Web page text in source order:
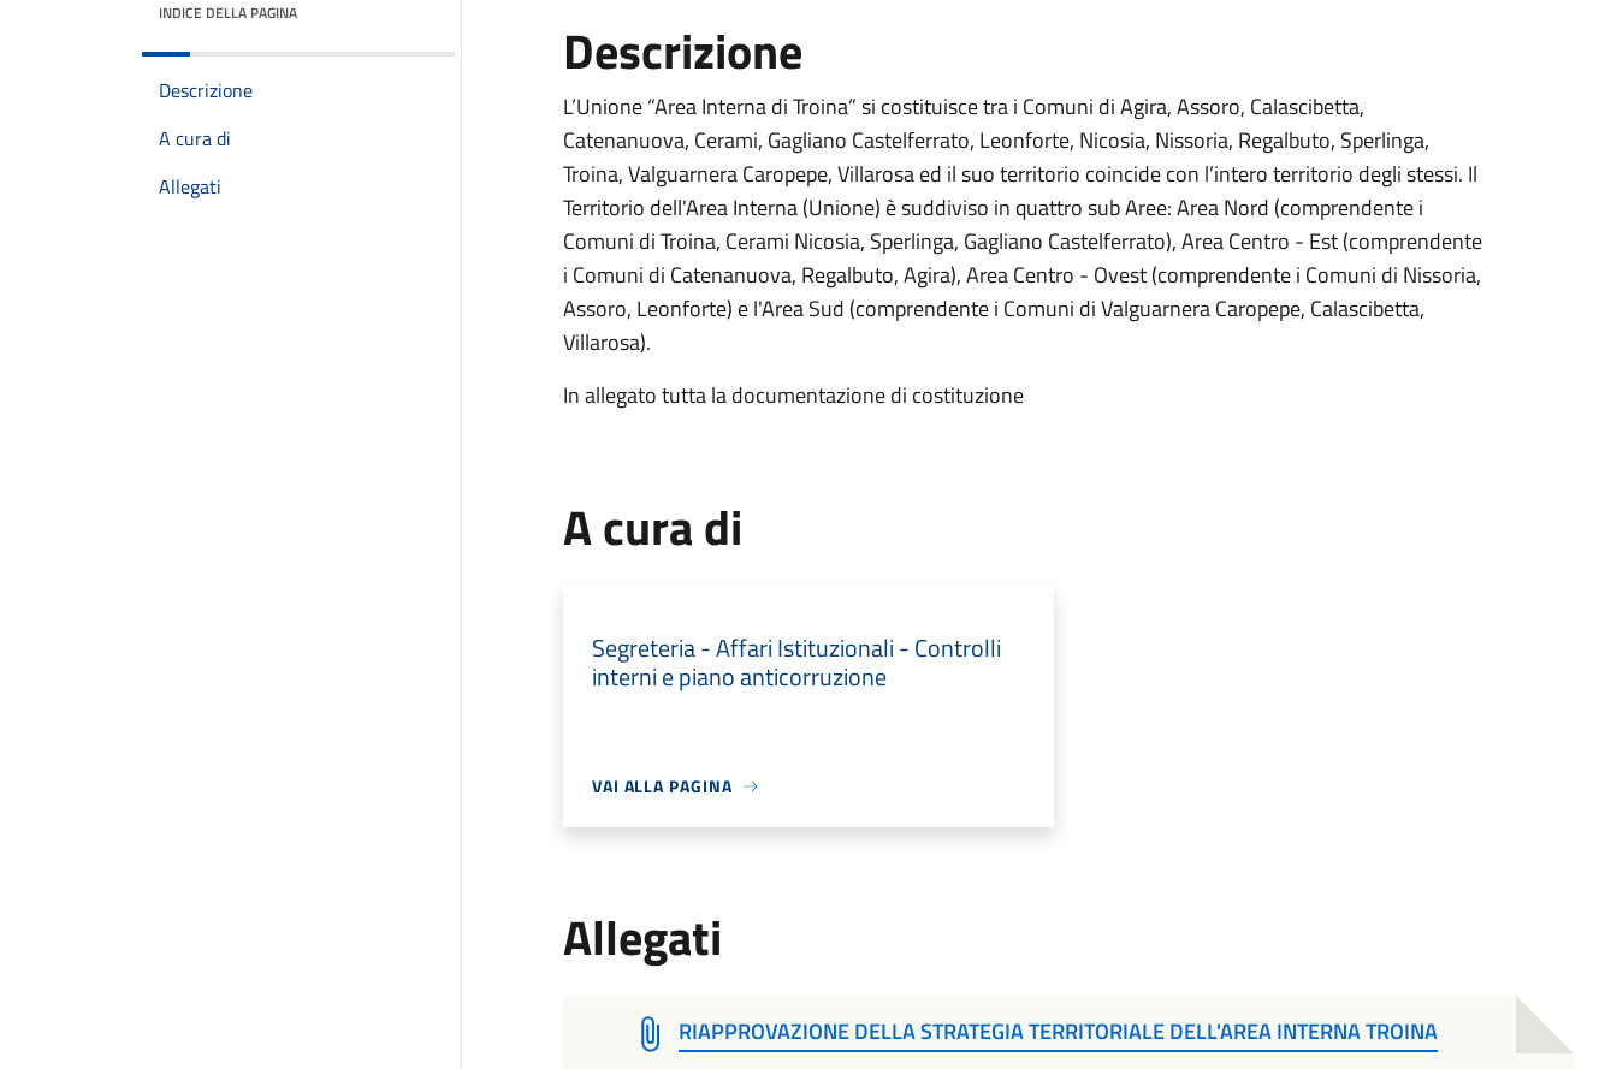
INDICE DELLA PAGINA
Descrizione
A cura di
Allegati
Descrizione
L’Unione “Area Interna di Troina” si costituisce tra i Comuni di Agira, Assoro, Calascibetta,
Catenanuova, Cerami, Gagliano Castelferrato, Leonforte, Nicosia, Nissoria, Regalbuto, Sperlinga,
Troina, Valguarnera Caropepe, Villarosa ed il suo territorio coincide con l’intero territorio degli stessi. Il
Territorio dell'Area Interna (Unione) è suddiviso in quattro sub Aree: Area Nord (comprendente i
Comuni di Troina, Cerami Nicosia, Sperlinga, Gagliano Castelferrato), Area Centro - Est (comprendente
i Comuni di Catenanuova, Regalbuto, Agira), Area Centro - Ovest (comprendente i Comuni di Nissoria,
Assoro, Leonforte) e l'Area Sud (comprendente i Comuni di Valguarnera Caropepe, Calascibetta,
Villarosa).
In allegato tutta la documentazione di costituzione
A cura di
Segreteria - Affari Istituzionali - Controlli
interni e piano anticorruzione
VAI ALLA PAGINA
Allegati
RIAPPROVAZIONE DELLA STRATEGIA TERRITORIALE DELL'AREA INTERNA TROINA